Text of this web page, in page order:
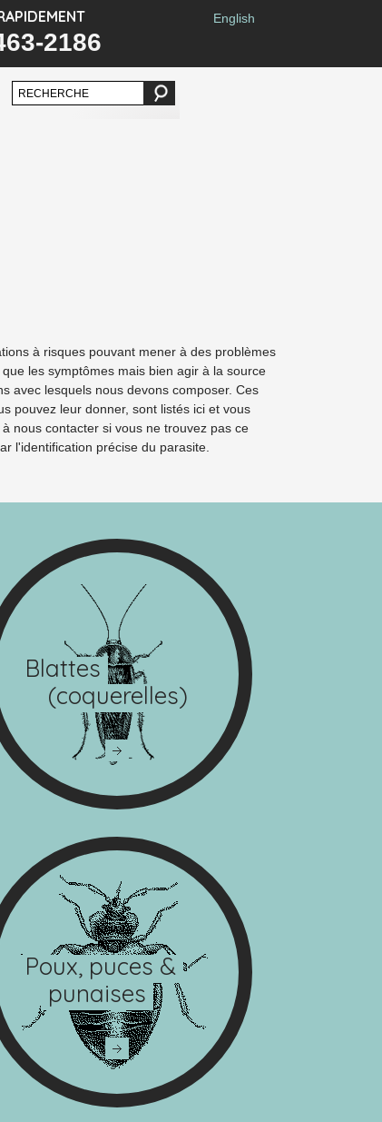
2186
English
à risques pouvant mener à des problèmes
les symptômes mais bien agir à la source
avec lesquels nous devons composer. Ces
pouvez leur donner, sont listés ici et vous
nous contacter si vous ne trouvez pas ce
l'identification précise du parasite.
Blattes
(coquerelles)
Poux, puces &
punaises